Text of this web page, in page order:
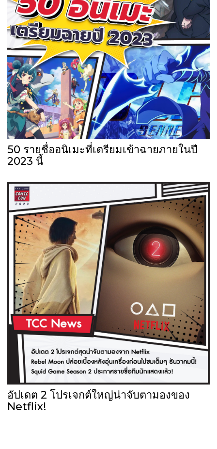
50 รายชื่ออนิเมะที่เตรียมเข้าฉายภายในปี
2023 นี้
อัปเดต 2 โปรเจกต์ใหญ่น่าจับตามองของ
Netflix!